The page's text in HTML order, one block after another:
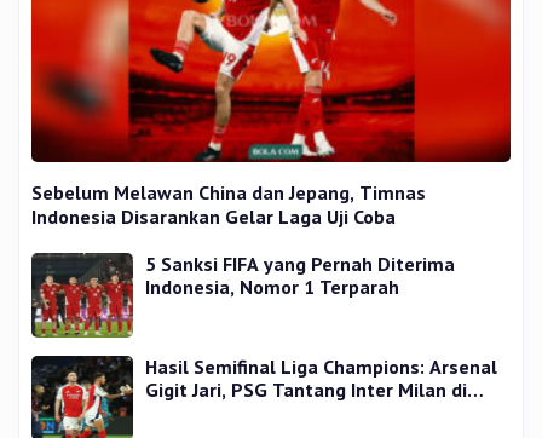
Sebelum Melawan China dan Jepang, Timnas
Indonesia Disarankan Gelar Laga Uji Coba
5 Sanksi FIFA yang Pernah Diterima
Indonesia, Nomor 1 Terparah
Hasil Semifinal Liga Champions: Arsenal
Gigit Jari, PSG Tantang Inter Milan di